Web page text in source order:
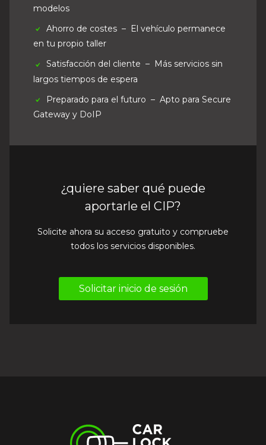
modelos
Ahorro de costes – El vehículo permanece
en tu propio taller
Satisfacción del cliente – Más servicios sin
largos tiempos de espera
Preparado para el futuro – Apto para Secure
Gateway y DoIP
¿quiere saber qué puede
aportarle el CIP?
Solicite ahora su acceso gratuito y compruebe
todos los servicios disponibles.
Solicitar inicio de sesión